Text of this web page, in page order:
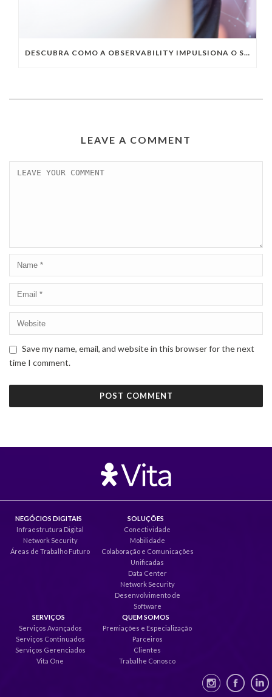
DESCUBRA COMO A OBSERVABILITY IMPULSIONA O SUCESSO DO SEU NEGÓCIO
LEAVE A COMMENT
Save my name, email, and website in this browser for the next
time I comment.
NEGÓCIOS DIGITAIS
Infraestrutura Digital
Network Security
Áreas de Trabalho Futuro
SOLUÇÕES
Conectividade
Mobilidade
Colaboração e Comunicações
Unificadas
Data Center
Network Security
Desenvolvimento de
Software
SERVIÇOS
Serviços Avançados
Serviços Continuados
Serviços Gerenciados
Vita One
QUEM SOMOS
Premiações e Especialização
Parceiros
Clientes
Trabalhe Conosco